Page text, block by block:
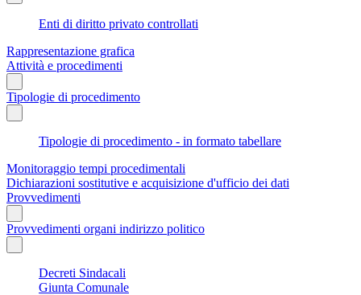
Enti di diritto privato controllati
Rappresentazione grafica
Attività e procedimenti
Tipologie di procedimento
Tipologie di procedimento - in formato tabellare
Monitoraggio tempi procedimentali
Dichiarazioni sostitutive e acquisizione d'ufficio dei dati
Provvedimenti
Provvedimenti organi indirizzo politico
Decreti Sindacali
Giunta Comunale